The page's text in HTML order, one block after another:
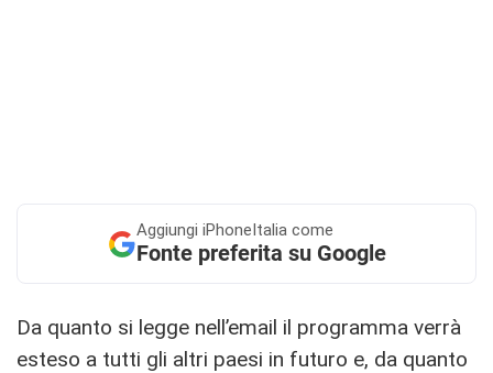
Aggiungi iPhoneItalia come
Fonte preferita su Google
Da quanto si legge nell’email il programma verrà
esteso a tutti gli altri paesi in futuro e, da quanto